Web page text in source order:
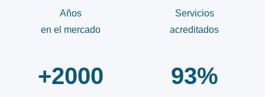
Años
en el mercado
Servicios
acreditados
+2000 93%